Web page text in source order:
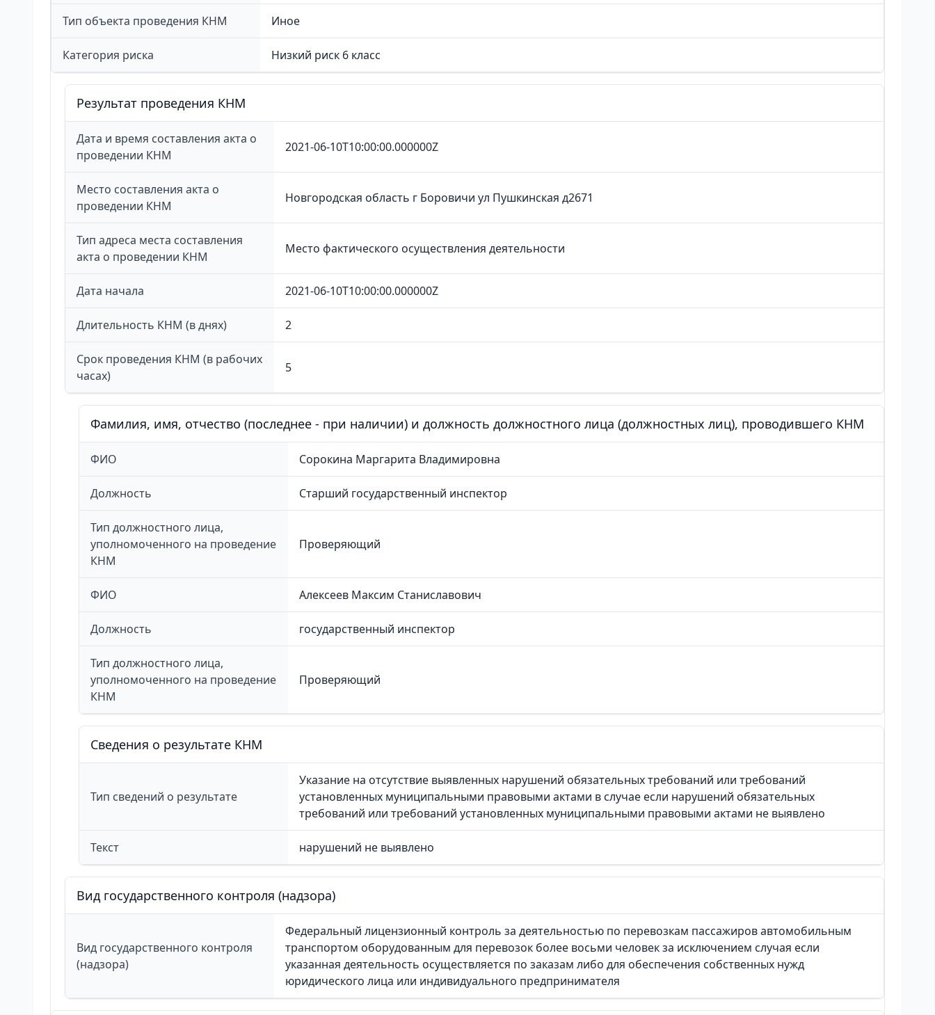
Тип объекта проведения КНМ Иное
Категория риска Низкий риск 6 класс
Результат проведения КНМ
Дата и время составления акта о
проведении КНМ
2021-06-10T10:00:00.000000Z
Место составления акта о
проведении КНМ
Новгородская область г Боровичи ул Пушкинская д2671
Тип адреса места составления
акта о проведении КНМ
Место фактического осуществления деятельности
Дата начала 2021-06-10T10:00:00.000000Z
Длительность КНМ (в днях) 2
Срок проведения КНМ (в рабочих
часах)
5
Фамилия, имя, отчество (последнее - при наличии) и должность должностного лица (должностных лиц), проводившего КНМ
ФИО Сорокина Маргарита Владимировна
Должность Старший государственный инспектор
Тип должностного лица,
уполномоченного на проведение
КНМ
Проверяющий
ФИО Алексеев Максим Станиславович
Должность государственный инспектор
Тип должностного лица,
уполномоченного на проведение
КНМ
Проверяющий
Сведения о результате КНМ
Тип сведений о результате
Указание на отсутствие выявленных нарушений обязательных требований или требований
установленных муниципальными правовыми актами в случае если нарушений обязательных
требований или требований установленных муниципальными правовыми актами не выявлено
Текст нарушений не выявлено
Вид государственного контроля (надзора)
Вид государственного контроля
(надзора)
Федеральный лицензионный контроль за деятельностью по перевозкам пассажиров автомобильным
транспортом оборудованным для перевозок более восьми человек за исключением случая если
указанная деятельность осуществляется по заказам либо для обеспечения собственных нужд
юридического лица или индивидуального предпринимателя